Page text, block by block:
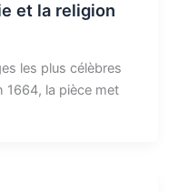
et la religion
les plus célèbres
1664, la pièce met